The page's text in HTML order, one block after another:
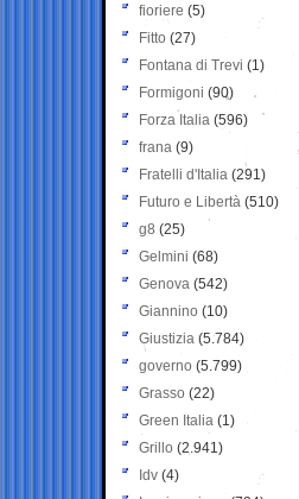
fioriere (5)
Fitto (27)
Fontana di Trevi (1)
Formigoni (90)
Forza Italia (596)
frana (9)
Fratelli d'Italia (291)
Futuro e Libertà (510)
g8 (25)
Gelmini (68)
Genova (542)
Giannino (10)
Giustizia (5.784)
governo (5.799)
Grasso (22)
Green Italia (1)
Grillo (2.941)
Idv (4)